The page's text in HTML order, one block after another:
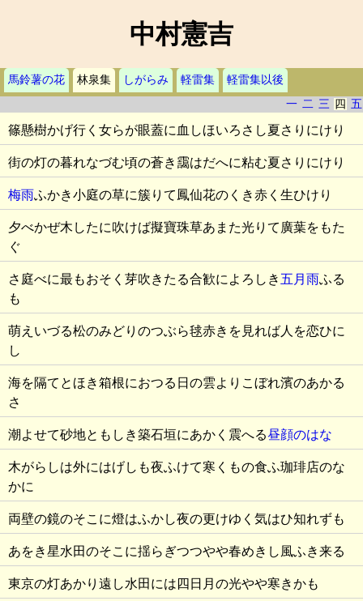
中村憲吉
馬鈴薯の花 林泉集 しがらみ 軽雷集
軽雷集以後
一 二 三 四 五
篠懸樹かげ行く女らが眼蓋に血しほいろさし夏さりにけり
街の灯の暮れなづむ頃の蒼き靄はだへに粘む夏さりにけり
梅雨ふかき小庭の草に簇りて鳳仙花のくき赤く生ひけり
夕べかぜ木したに吹けば擬寶珠草あまた光りて廣葉をもた
ぐ
さ庭べに最もおそく芽吹きたる合歓によろしき 五月雨ふる
も
萌えいづる松のみどりのつぶら毬赤きを見れば人を恋ひに
し
海を隔てとほき箱根におつる日の雲よりこぼれ濱のあかる
さ
潮よせて砂地ともしき築石垣にあかく震へる昼顔のはな
木がらしは外にはげしも夜ふけて寒くもの食ふ珈琲店のな
かに
両壁の鏡のそこに燈はふかし夜の更けゆく気はひ知れずも
あをき星水田のそこに揺らぎつつやや春めきし風ふき来る
東京の灯あかり遠し水田には四日月の光やや寒きかも